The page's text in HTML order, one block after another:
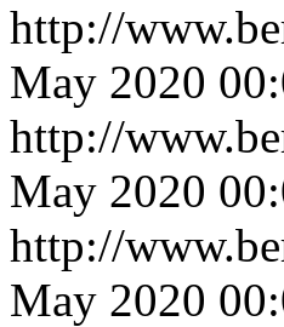
http://
May 2020
http://
May 2020
http://
May 2020